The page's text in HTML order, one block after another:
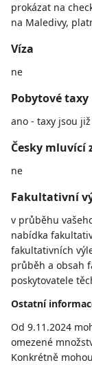
prokázat na
na Maledivy,
Víza
ne
Pobytové taxy
ano - taxy jsou
Česky
ne
Fakultativní
v průběhu
nabídka
fakultativních
průběh a obsah
poskytovatele
Ostatní
Od 9.11.2024
omezené
Konkrétně